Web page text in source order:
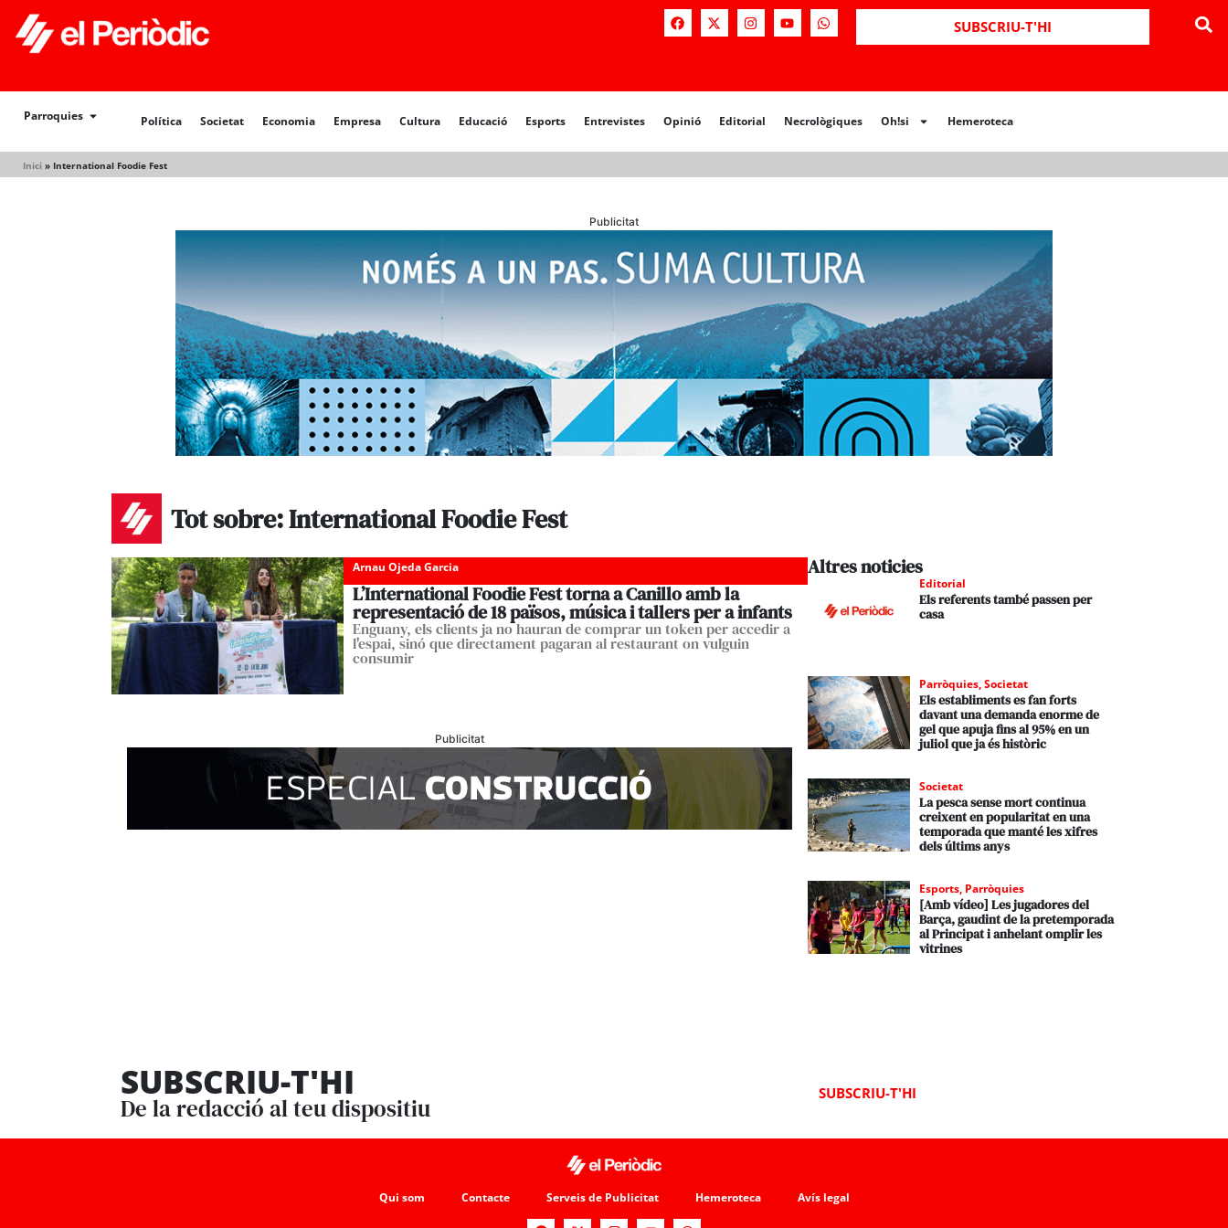
SUBSCRIU-T'HI
Parroquies Política Societat Economia Empresa Cultura Educació Esports Entrevistes Opinió Editorial Necrològiques Oh!si Hemeroteca
Inici » International Foodie Fest
Política Societat Opinió Editorial Necrològiques Hemeroteca
Publicitat
Tot sobre: International Foodie Fest
Arnau Ojeda Garcia
L’International Foodie Fest torna a Canillo amb la
representació de 18 països, música i tallers per a infants
Enguany, els clients ja no hauran de comprar un token per accedir a
l'espai, sinó que directament pagaran al restaurant on vulguin
consumir
Publicitat
Altres noticies
Editorial
Els referents també passen per
casa
Parròquies,Societat
Els establiments es fan forts
davant una demanda enorme de
gel que apuja fins al 95% en un
juliol que ja és històric
Societat
La pesca sense mort continua
creixent en popularitat en una
temporada que manté les xifres
dels últims anys
Esports, Parròquies
[Amb vídeo] Les jugadores del
Barça, gaudint de la pretemporada
al Principat i anhelant omplir les
vitrines
SUBSCRIU-T'HI
De la redacció al teu dispositiu
SUBSCRIU-T'HI
Qui som Contacte Serveis de Publicitat Hemeroteca Avís legal